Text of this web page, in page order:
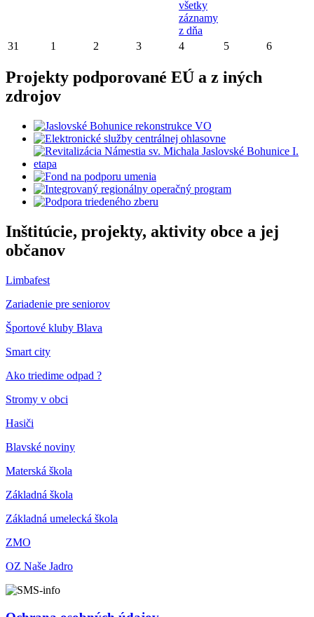
všetky
záznamy
z dňa
31 1 2 3 4 5 6
Projekty podporované EÚ a z iných
zdrojov
Inštitúcie, projekty, aktivity obce a jej
občanov
Limbafest
Zariadenie pre seniorov
Športové kluby Blava
Smart city
Ako triedime odpad ?
Stromy v obci
Hasiči
Blavské noviny
Materská škola
Základná škola
Základná umelecká škola
ZMO
OZ Naše Jadro